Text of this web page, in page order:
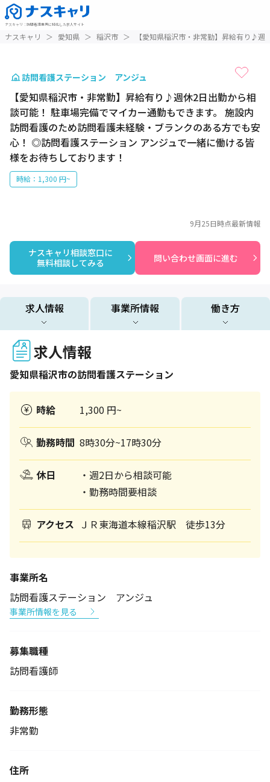
ナスキャリ ： 訪問看護業界に特化した求人サイト
ナスキャリ ＞ 愛知県 ＞ 稲沢市 ＞ 【愛知県稲沢市・非常勤】昇給有り♪
訪問看護ステーション アンジュ
【愛知県稲沢市・非常勤】昇給有り♪週休2日出勤から相
談可能！ 駐車場完備でマイカー通勤もできます。 施設内
訪問看護のため訪問看護未経験・ブランクのある方でも安
心！ ◎訪問看護ステーション アンジュで一緒に働ける皆
様をお待ちしております！
時給：1,300 円~
ナスキャリ相談窓口に
無料相談してみる
問い合わせ画面に進む
9月25日時点最新情報
求人情報 事業所情報 働き方
求人情報
愛知県稲沢市の訪問看護ステーション
時給 1,300 円~
勤務時間 8時30分~17時30分
休日
・週2日から相談可能
・勤務時間要相談
アクセス ＪＲ東海道本線稲沢駅 徒歩13分
事業所名
訪問看護ステーション アンジュ
事業所情報を見る
募集職種
訪問看護師
勤務形態
非常勤
住所